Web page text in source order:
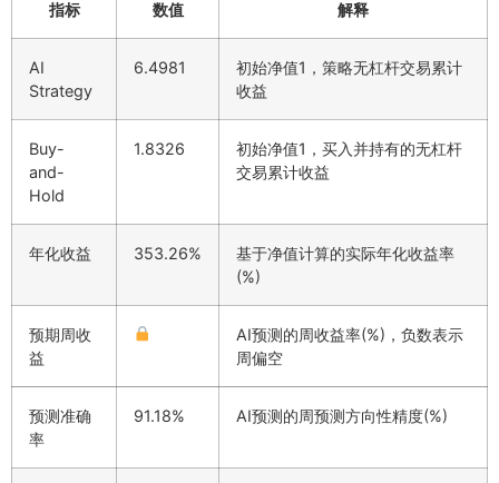
指标 数值 解释
AI
Strategy
6.4981
初始净值1，策略无杠杆交易累计
收益
Buy-
and-
Hold
1.8326
初始净值1，买入并持有的无杠杆
交易累计收益
年化收益 353.26%
基于净值计算的实际年化收益率
(%)
预期周收
益
AI预测的周收益率(%)，负数表示
周偏空
预测准确
率
91.18% AI预测的周预测方向性精度(%)